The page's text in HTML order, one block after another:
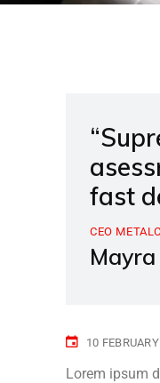
fast
CEO
10
Lorem ipsum